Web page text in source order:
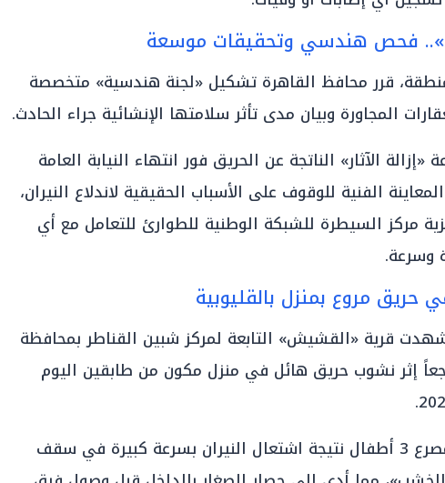
فحص هندسي وتحقيقات موسعة
قرر محافظ القاهرة تشكيل «لجنة هندسية» متخصصة
المجاورة وبيان مدى تأثر سلامتها الإنشائية جراء الحادث.
الآثار» الناتجة عن الحريق فور انتهاء النيابة العامة
الفنية للوقوف على الأسباب الحقيقية لاندلاع النيران،
مركز السيطرة للشبكة الوطنية للطوارئ للتعامل مع أي
وسرعة.
قرية «القشيش» التابعة لمركز شبين القناطر بمحافظة
إثر نشوب حريق هائل في منزل مكون من طابقين اليوم
وأسفر الحريق عن مصرع 3 أطفال نتيجة اشتعال النيران بسرعة كبيرة في سقف